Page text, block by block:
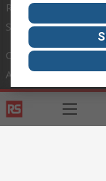
Recyklácia
Spôsob dodania
Corporate Group
About RS
RS